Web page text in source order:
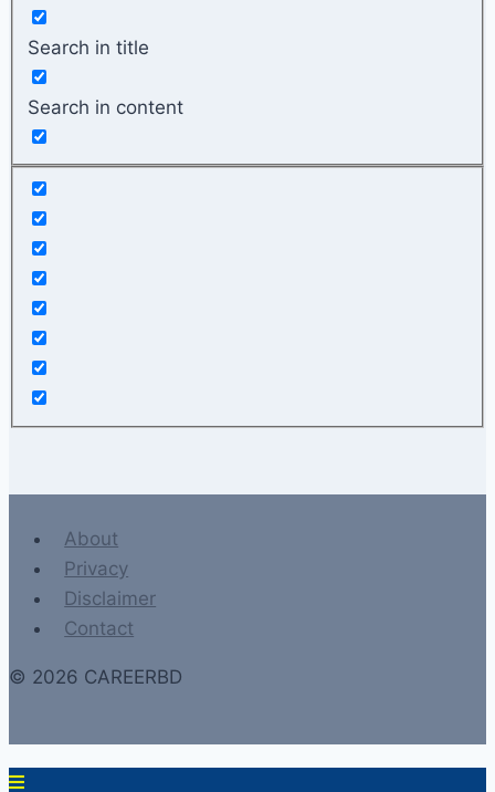
Search in title
Search in content
About
Privacy
Disclaimer
Contact
© 2026 CAREERBD